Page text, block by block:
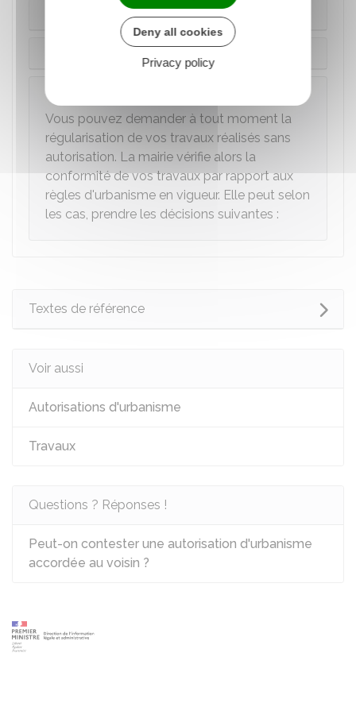
Travaux réalisés sur un bâtiment irrégulier
Vous pouvez demander à tout moment la
régularisation de vos travaux réalisés sans
autorisation. La mairie vérifie alors la
conformité de vos travaux par rapport aux
règles d'urbanisme en vigueur. Elle peut selon
les cas, prendre les décisions suivantes :
Textes de référence
Voir aussi
Autorisations d'urbanisme
Travaux
Questions ? Réponses !
Peut-on contester une autorisation d'urbanisme
accordée au voisin ?
Deny all cookies
Privacy policy